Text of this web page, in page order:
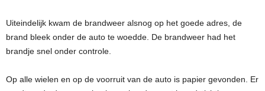
Uiteindelijk kwam de brandweer alsnog op het goede adres, de
brand bleek onder de auto te woedde. De brandweer had het
brandje snel onder controle.
Op alle wielen en op de voorruit van de auto is papier gevonden. Er